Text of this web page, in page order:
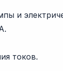
и
токов.